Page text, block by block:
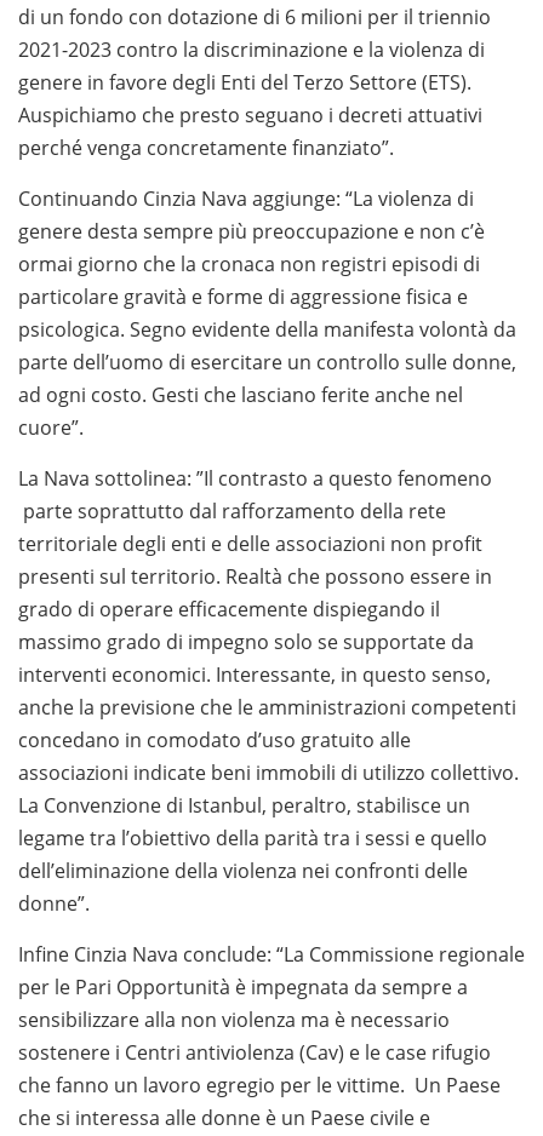
di un fondo con dotazione di 6 milioni per il triennio
2021-2023 contro la discriminazione e la violenza di
genere in favore degli Enti del Terzo Settore (ETS).
Auspichiamo che presto seguano i decreti attuativi
perché venga concretamente finanziato”.
Continuando Cinzia Nava aggiunge: “La violenza di
genere desta sempre più preoccupazione e non c’è
ormai giorno che la cronaca non registri episodi di
particolare gravità e forme di aggressione fisica e
psicologica. Segno evidente della manifesta volontà da
parte dell’uomo di esercitare un controllo sulle donne,
ad ogni costo. Gesti che lasciano ferite anche nel
cuore”.
La Nava sottolinea: ”Il contrasto a questo fenomeno
parte soprattutto dal rafforzamento della rete
territoriale degli enti e delle associazioni non profit
presenti sul territorio. Realtà che possono essere in
grado di operare efficacemente dispiegando il
massimo grado di impegno solo se supportate da
interventi economici. Interessante, in questo senso,
anche la previsione che le amministrazioni competenti
concedano in comodato d’uso gratuito alle
associazioni indicate beni immobili di utilizzo collettivo.
La Convenzione di Istanbul, peraltro, stabilisce un
legame tra l’obiettivo della parità tra i sessi e quello
dell’eliminazione della violenza nei confronti delle
donne”.
Infine Cinzia Nava conclude: “La Commissione regionale
per le Pari Opportunità è impegnata da sempre a
sensibilizzare alla non violenza ma è necessario
sostenere i Centri antiviolenza (Cav) e le case rifugio
che fanno un lavoro egregio per le vittime. Un Paese
che si interessa alle donne è un Paese civile e